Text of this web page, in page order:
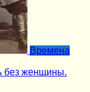
Времена
без женщины.